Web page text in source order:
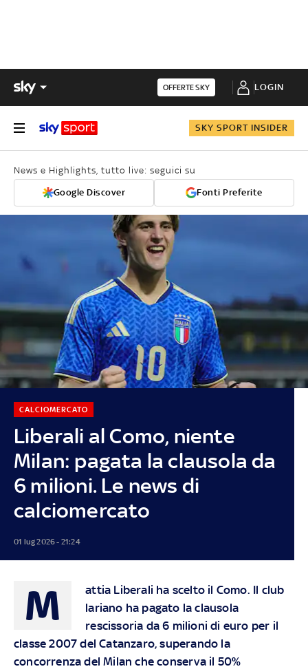
OFFERTE SKY LOGIN
SKY SPORT INSIDER
News e Highlights, tutto live: seguici su
Google Discover Fonti Preferite
Liberali al Como, niente
Milan: pagata la clausola da
6 milioni. Le news di
calciomercato
CALCIOMERCATO
01 lug 2026 - 21:24
M
attia Liberali ha scelto il Como. Il club
lariano ha pagato la clausola
rescissoria da 6 milioni di euro per il
classe 2007 del Catanzaro, superando la
concorrenza del Milan che conserva il 50%